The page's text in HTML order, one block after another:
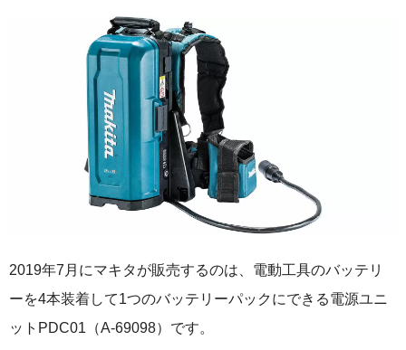
2019年7月にマキタが販売するのは、電動工具のバッテリ
ーを4本装着して1つのバッテリーパックにできる電源ユニ
ットPDC01（A-69098）です。